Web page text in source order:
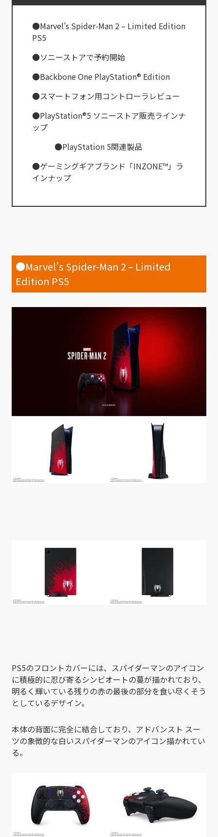
●Marvel’s Spider-Man 2 – Limited Edition
PS5
●ソニーストアで予約開始
●Backbone One PlayStation® Edition
●スマートフォン用コントローラレビュー
●PlayStation®5 ソニーストア販売ラインナ
ップ
●PlayStation 5関連製品
●ゲーミングギアブランド「INZONE™」ラ
インナップ
●Marvel’s Spider-Man 2 – Limited
Edition PS5
PS5のフロントカバーには、スパイダーマンのアイコン
に積極的に忍び寄るシンビオートの蔓が描かれており、
明るく輝いている残りの赤の最後の部分を食い尽くそう
としているデザイン。
本体の背面に完全に結合しており、アドバンスト スー
ツの象徴的な白いスパイダーマンのアイコン描かれてい
る。